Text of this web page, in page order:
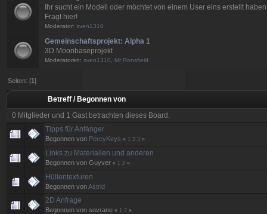
Ihr sucht ein Modell oder möchtet von einem User eins erstellt
Fragt hier!
Moderator: sven1310
Gemeinschaftsprojekt: Alpha 1
3D Moonbaseprojekt
Moderatoren: sven1310, Mr Ronsfield
Seiten: [1]
Betreff /Begonnen von
0 Mitglieder und 1 Gast betrachten dieses Board.
Tipps für Anfänger
Begonnen von PercyKeys « 1 2 3 »
Links zu Materialien und anderen
Begonnen von Guyver« 1 2 »
Hüllentexturen
Begonnen vonAstrid
2D Anfrage
Begonnen von sovrane« 1 2 »